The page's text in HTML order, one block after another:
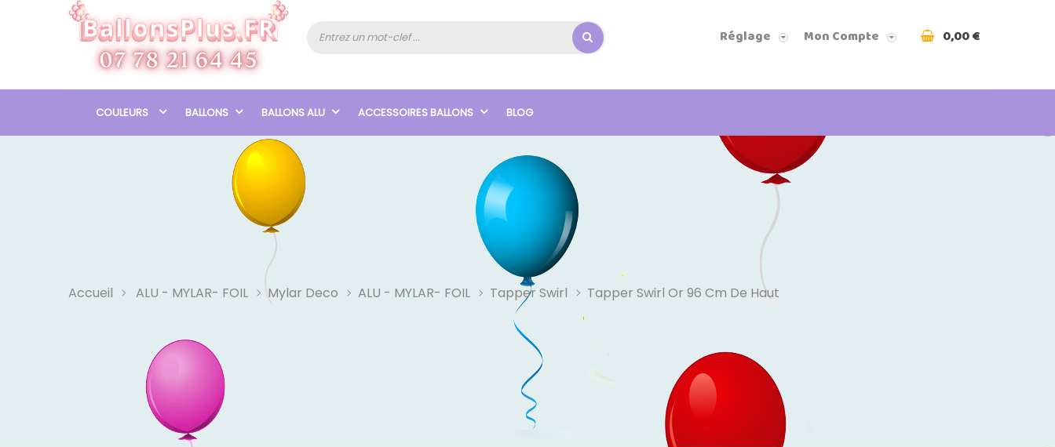
Réglage Mon Compte 0,00 €
COULEURS BALLONS BALLONS ALU ACCESSOIRES BALLONS BLOG
Accueil ALU - MYLAR- FOIL Mylar Deco ALU - MYLAR- FOIL Tapper Swirl Tapper Swirl Or 96 Cm De Haut